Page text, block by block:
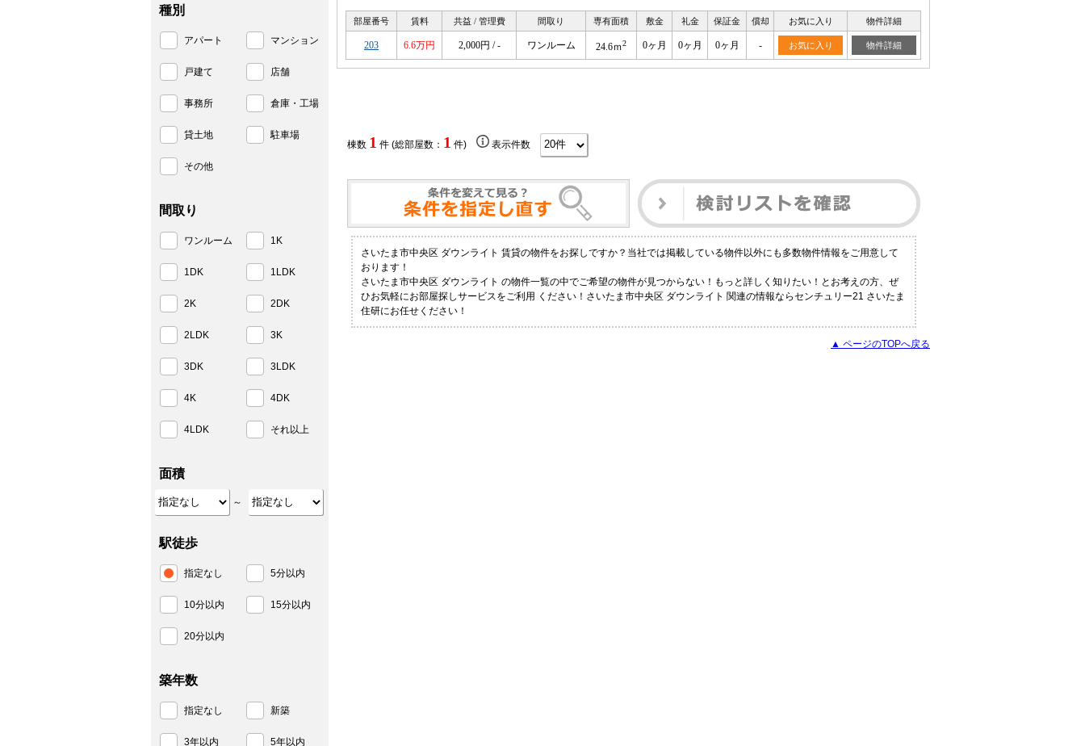
部屋番号 賃料 共益 / 管理費 間取り 専有面積 敷金 礼金 保証金 償却 お気に入り 物件詳細
203 6.6万円 2,000円 / - ワンルーム 24.6ｍ2 0ヶ月 0ヶ月 0ヶ月 - お気に入り 物件詳細
棟数 1 件 (総部屋数： 1 件) 表示件数
さいたま市中央区 ダウンライト 賃貸の物件をお探しですか？当社では掲載している物件以外にも多数物件情報をご用意して
おります！
さいたま市中央区 ダウンライト の物件一覧の中でご希望の物件が見つからない！もっと詳しく知りたい！とお考えの方、ぜ
ひお気軽にお部屋探しサービスをご利用 ください！さいたま市中央区 ダウンライト 関連の情報ならセンチュリー21 さいたま
住研にお任せください！
▲ ページのTOPへ戻る
種別
アパート マンション
戸建て 店舗
事務所 倉庫・工場
貸土地 駐車場
その他
間取り
ワンルーム 1K
1DK 1LDK
2K 2DK
2LDK 3K
3DK 3LDK
4K 4DK
4LDK それ以上
面積
～
駅徒歩
指定なし 5分以内
10分以内 15分以内
20分以内
築年数
指定なし 新築
3年以内 5年以内